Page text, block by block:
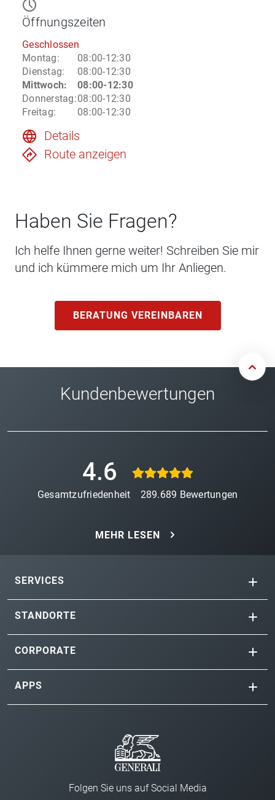
Öffnungszeiten
Geschlossen
Montag:
08:00-12:30
Dienstag:
08:00-12:30
Mittwoch:
08:00-12:30
Donnerstag:08:00-12:30
Freitag: 08:00-12:30
Details
Route anzeigen
Haben Sie Fragen?
Ich helfe Ihnen gerne weiter! Schreiben Sie mir
und ich kümmere mich um Ihr Anliegen.
BERATUNG VEREINBAREN
Kundenbewertungen
4.6
Gesamtzufriedenheit 289.689 Bewertungen
MEHR LESEN
SERVICES
STANDORTE
CORPORATE
APPS
Folgen Sie uns auf Social Media